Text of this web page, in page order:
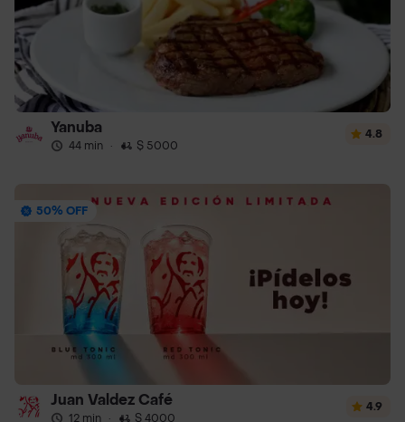
Yanuba
44 min · $ 5000
4.8
50% OFF
Juan Valdez Café
12 min · $ 4000
4.9